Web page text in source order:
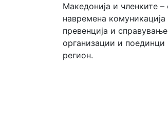
Македонија и членките
навремена
превенција и
организации и поединци
регион.